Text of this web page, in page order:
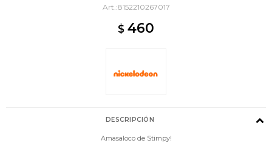
8152210267017
$ 460
DESCRIPCIÓN
Amasaloco de Stimpy!